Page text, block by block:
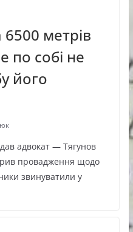
метрів
по собі не
його
адвокат — Тягунов
провадження щодо
звинуватили у